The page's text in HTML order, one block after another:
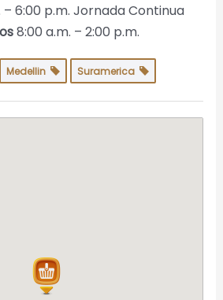
6:00 p.m. Jornada Continua
8:00 a.m. – 2:00 p.m.
Medellin Suramerica